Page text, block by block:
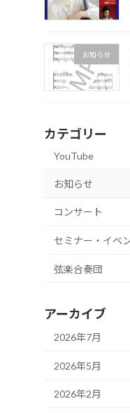
お知らせ
カテゴリー
YouTube
お知らせ
コンサート
セミナー・イベ
弦楽合奏団
アーカイブ
2026年7月
2026年5月
2026年2月